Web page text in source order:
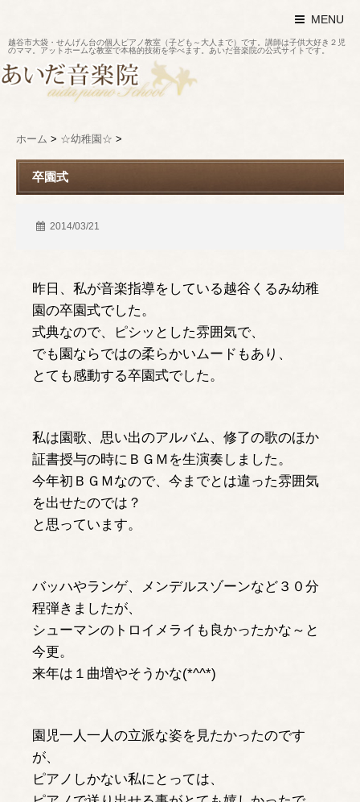
MENU
越谷市大袋・せんげん台の個人ピアノ教室（子ども～大人まで）です。講師は子供大好き２児
のママ。アットホームな教室で本格的技術を学べます。あいだ音楽院の公式サイトです。
ホーム > ☆幼稚園☆ >
卒園式
2014/03/21
昨日、私が音楽指導をしている越谷くるみ幼稚
園の卒園式でした。
式典なので、ピシッとした雰囲気で、
でも園ならではの柔らかいムードもあり、
とても感動する卒園式でした。
私は園歌、思い出のアルバム、修了の歌のほか
証書授与の時にＢＧＭを生演奏しました。
今年初ＢＧＭなので、今までとは違った雰囲気
を出せたのでは？
と思っています。
バッハやランゲ、メンデルスゾーンなど３０分
程弾きましたが、
シューマンのトロイメライも良かったかな～と
今更。
来年は１曲増やそうかな(*^^*)
園児一人一人の立派な姿を見たかったのです
が、
ピアノしかない私にとっては、